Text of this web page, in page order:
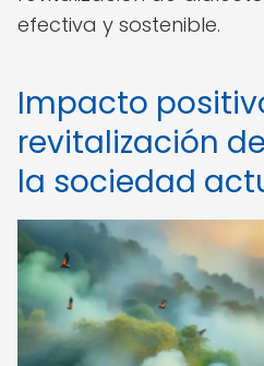
efectiva y sostenible.
Impacto
revitalización
la sociedad